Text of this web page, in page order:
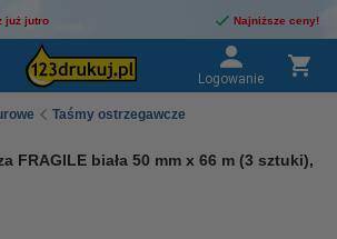
już jutro Najniższe ceny!
Logowanie
Taśmy ostrzegawcze
FRAGILE biała 50 mm x 66 m (3 sztuki),